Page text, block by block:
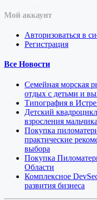
Мой аккаунт
Авторизоваться в
Регистрация
Все Новости
Семейная морская
отдых с детьми и
Типография в
Детский
взросления мальчика
Покупка
практические
выбора
Покупка
Области
Комплексное
развития бизнеса